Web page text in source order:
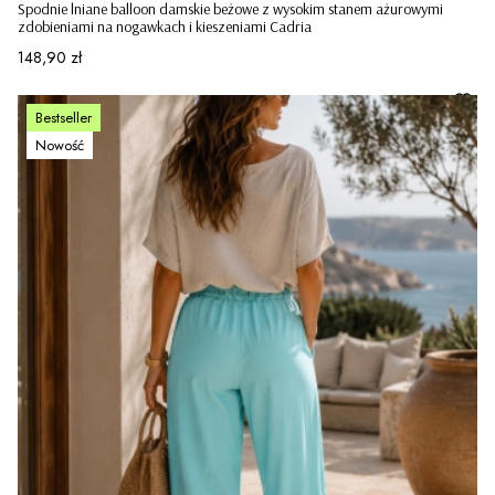
Spodnie lniane balloon damskie beżowe z wysokim stanem ażurowymi
zdobieniami na nogawkach i kieszeniami Cadria
Cena
148,90 zł
Bestseller
Nowość